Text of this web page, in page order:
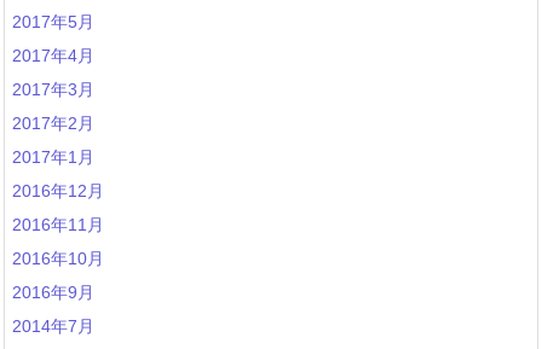
2017年5月
2017年4月
2017年3月
2017年2月
2017年1月
2016年12月
2016年11月
2016年10月
2016年9月
2014年7月